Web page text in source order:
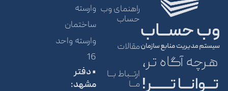
هرچه آگاه تر،
تـــوانـــا تـــــــر!
راهنمای وب
حساب
مقالات
ارتــباط بــا
مــا
وارسته
ساختمان
وارسته واحد
16
• دفتر
مشهد: